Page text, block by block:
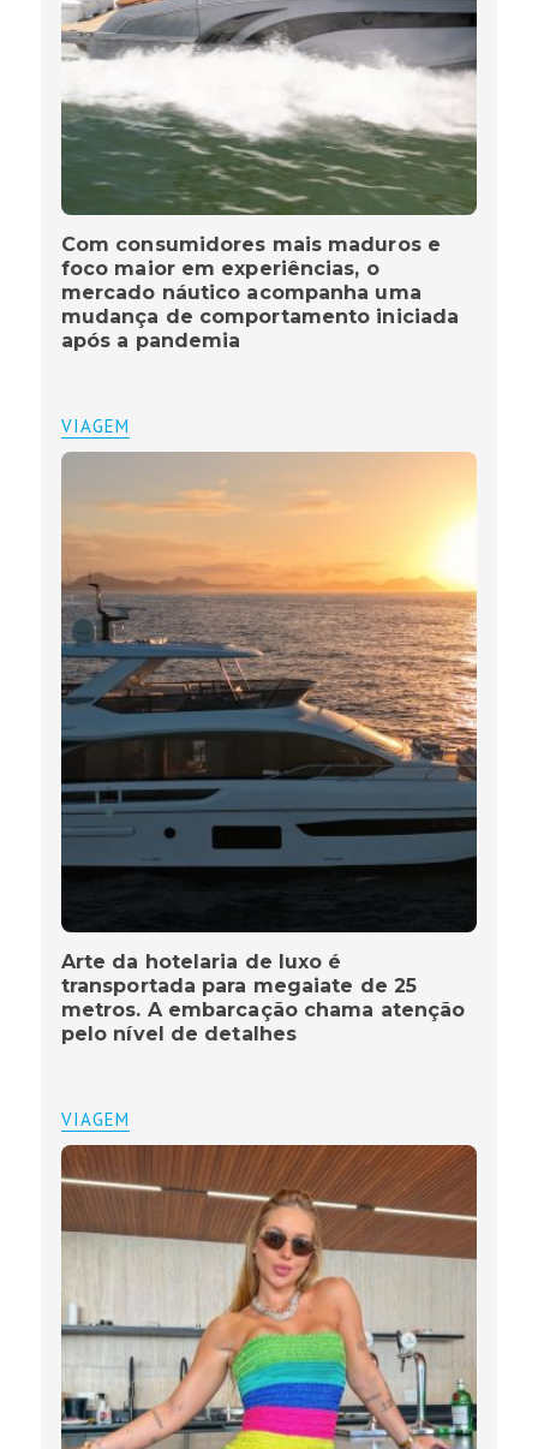
Com consumidores mais maduros e
foco maior em experiências, o
mercado náutico acompanha uma
mudança de comportamento iniciada
após a pandemia
VIAGEM
Arte da hotelaria de luxo é
transportada para megaiate de 25
metros. A embarcação chama atenção
pelo nível de detalhes
VIAGEM